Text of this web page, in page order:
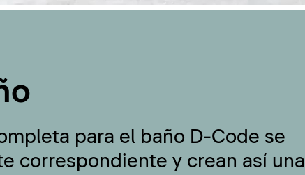
para el baño D-Code se
correspondiente y crean así una